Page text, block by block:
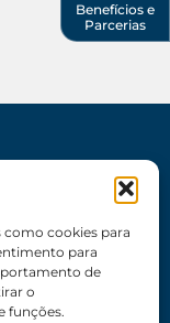
como cookies para
para
de
o
funções.
Benefícios e
Parcerias
390,